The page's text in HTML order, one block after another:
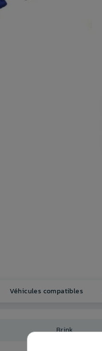
Véhicules compatibles
Brink